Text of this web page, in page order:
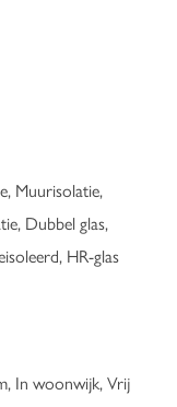
Muurisolatie,
Dubbel glas,
HR-glas
In woonwijk, Vrij